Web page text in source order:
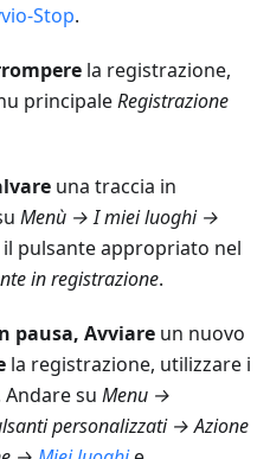
Stop.
la registrazione,
principaleRegistrazione
una traccia in
Menù → I miei luoghi →
pulsante appropriato nel
in registrazione.
pausa, Avviare un nuovo
la registrazione, utilizzare i
Andare su Menu →
personalizzati → Azione